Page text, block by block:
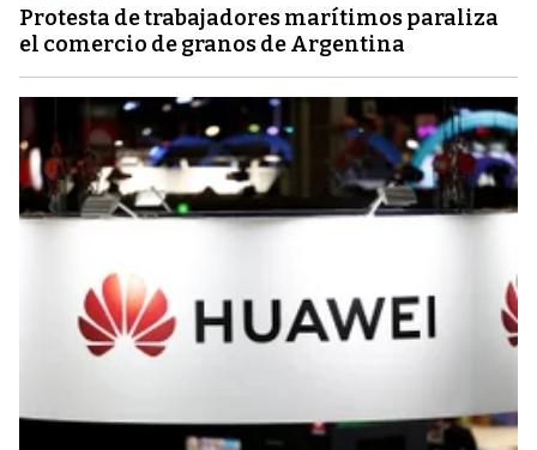
Protesta de trabajadores marítimos paraliza
el comercio de granos de Argentina